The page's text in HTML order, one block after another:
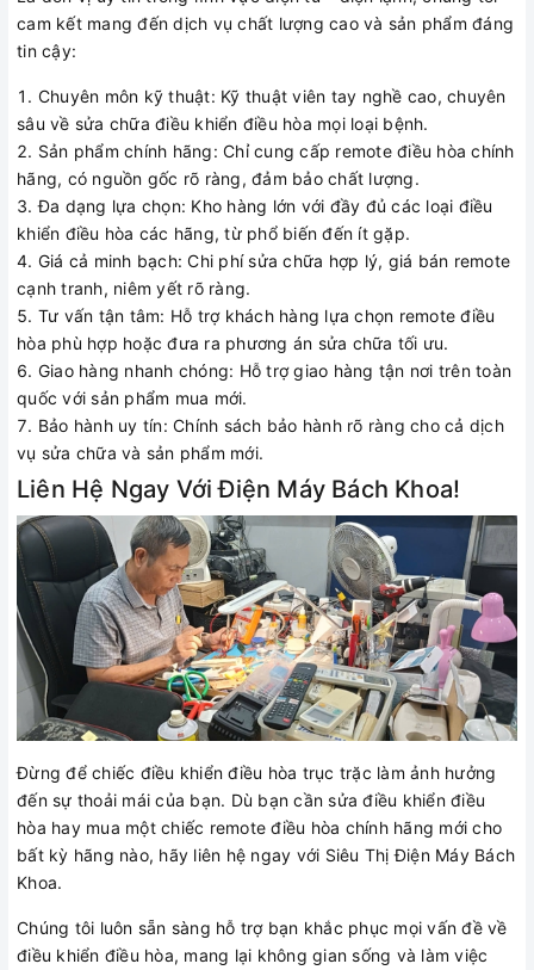
cam kết mang đến dịch vụ chất lượng cao và sản phẩm đáng
tin cậy:
Chuyên môn kỹ thuật: Kỹ thuật viên tay nghề cao, chuyên
sâu về sửa chữa điều khiển điều hòa mọi loại bệnh.
Sản phẩm chính hãng: Chỉ cung cấp remote điều hòa chính
hãng, có nguồn gốc rõ ràng, đảm bảo chất lượng.
Đa dạng lựa chọn: Kho hàng lớn với đầy đủ các loại điều
khiển điều hòa các hãng, từ phổ biến đến ít gặp.
Giá cả minh bạch: Chi phí sửa chữa hợp lý, giá bán remote
cạnh tranh, niêm yết rõ ràng.
Tư vấn tận tâm: Hỗ trợ khách hàng lựa chọn remote điều
hòa phù hợp hoặc đưa ra phương án sửa chữa tối ưu.
Giao hàng nhanh chóng: Hỗ trợ giao hàng tận nơi trên toàn
quốc với sản phẩm mua mới.
Bảo hành uy tín: Chính sách bảo hành rõ ràng cho cả dịch
vụ sửa chữa và sản phẩm mới.
Liên Hệ Ngay Với Điện Máy Bách Khoa!
Đừng để chiếc điều khiển điều hòa trục trặc làm ảnh hưởng
đến sự thoải mái của bạn. Dù bạn cần sửa điều khiển điều
hòa hay mua một chiếc remote điều hòa chính hãng mới cho
bất kỳ hãng nào, hãy liên hệ ngay với Siêu Thị Điện Máy Bách
Khoa.
Chúng tôi luôn sẵn sàng hỗ trợ bạn khắc phục mọi vấn đề về
điều khiển điều hòa, mang lại không gian sống và làm việc